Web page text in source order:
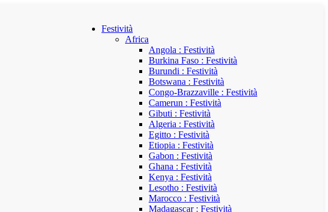
Festività
Africa
Angola : Festività
Burkina Faso : Festività
Burundi : Festività
Botswana : Festività
Congo-Brazzaville : Festività
Camerun : Festività
Gibuti : Festività
Algeria : Festività
Egitto : Festività
Etiopia : Festività
Gabon : Festività
Ghana : Festività
Kenya : Festività
Lesotho : Festività
Marocco : Festività
Madagascar : Festività